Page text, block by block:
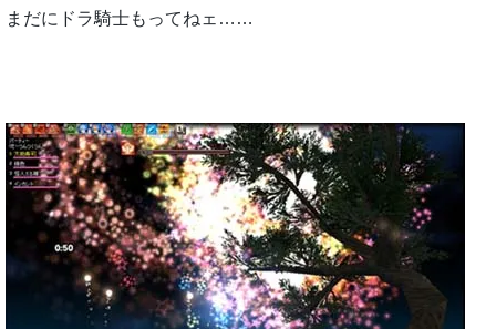
まだにドラ騎士もってねェ……